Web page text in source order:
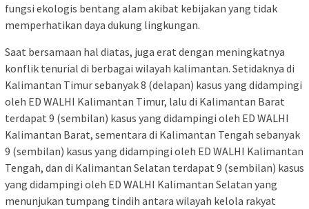
fungsi ekologis bentang alam akibat kebijakan yang tidak
memperhatikan daya dukung lingkungan.
Saat bersamaan hal diatas, juga erat dengan meningkatnya
konflik tenurial di berbagai wilayah kalimantan. Setidaknya di
Kalimantan Timur sebanyak 8 (delapan) kasus yang didampingi
oleh ED WALHI Kalimantan Timur, lalu di Kalimantan Barat
terdapat 9 (sembilan) kasus yang didampingi oleh ED WALHI
Kalimantan Barat, sementara di Kalimantan Tengah sebanyak
9 (sembilan) kasus yang didampingi oleh ED WALHI Kalimantan
Tengah, dan di Kalimantan Selatan terdapat 9 (sembilan) kasus
yang didampingi oleh ED WALHI Kalimantan Selatan yang
menunjukan tumpang tindih antara wilayah kelola rakyat